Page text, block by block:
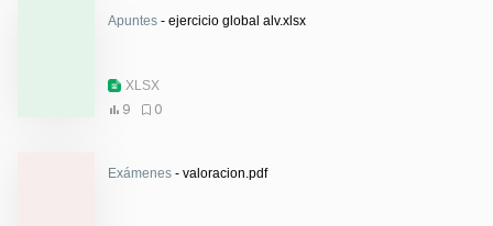
Apuntes - ejercicio global alv.xlsx
XLSX
9
0
Exámenes - valoracion.pdf